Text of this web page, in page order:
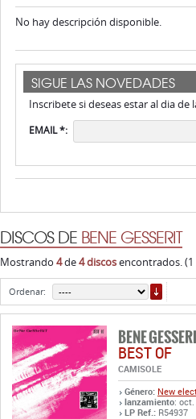
No hay descripción disponible.
SIGUE LAS NOVEDADES
Inscribete si deseas estar al dia
EMAIL *:
DISCOS DE BENE GESSERIT
Mostrando 4de4 discosencontrados. (1
Ordenar:
BENE
BEST OF
CAMISOLE
Género: New
lanzamiento: oct.
LP Ref.: R54937